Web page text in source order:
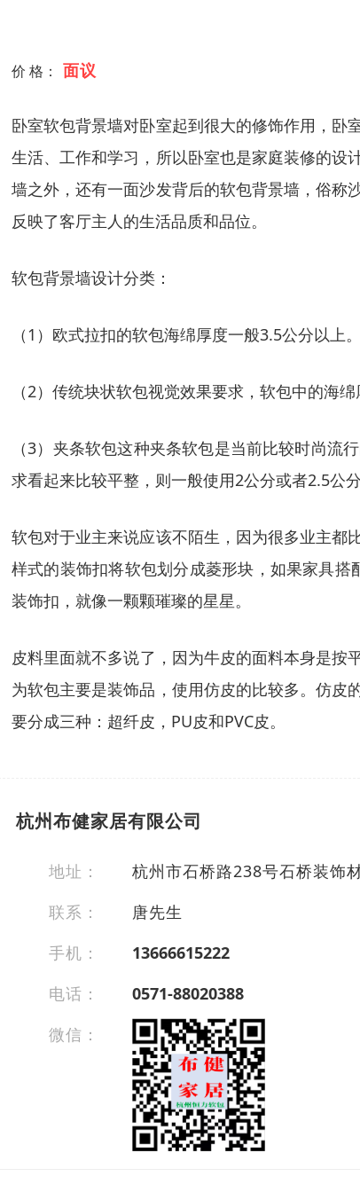
价 格： 面议
卧室软包背景墙对卧室起到很大的修饰作用，卧
生活、工作和学习，所以卧室也是家庭装修的设
墙之外，还有一面沙发背后的软包背景墙，俗称
反映了客厅主人的生活品质和品位。
软包背景墙设计分类：
（1）欧式拉扣的软包海绵厚度一般3.5公分以上
（2）传统块状软包视觉效果要求，软包中的海
（3）夹条软包这种夹条软包是当前比较时尚
求看起来比较平整，则一般使用2公分或者2.5公
软包对于业主来说应该不陌生，因为很多业主都
样式的装饰扣将软包划分成菱形块，如果家具
装饰扣，就像一颗颗璀璨的星星。
皮料里面就不多说了，因为牛皮的面料本身是
为软包主要是装饰品，使用仿皮的比较多。仿皮
要分成三种：超纤皮，PU皮和PVC皮。
杭州布健家居有限公司
地址：
杭州市石桥路238号石桥装饰
联系：
唐先生
手机：
13666615222
电话：
0571-88020388
微信：